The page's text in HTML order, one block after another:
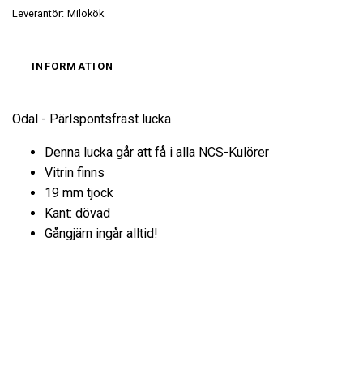
Leverantör: Milokök
INFORMATION
Odal - Pärlspontsfräst lucka
Denna lucka går att få i alla NCS-Kulörer
Vitrin finns
19 mm tjock
Kant: dövad
Gångjärn ingår alltid!